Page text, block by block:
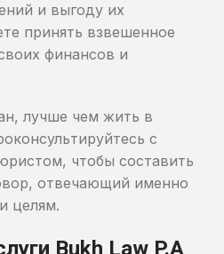
и выгоду их
принять взвешенное
финансов и
лучше чем жить в
с
чтобы составить
отвечающий именно
целям.
Bukh Law P.A